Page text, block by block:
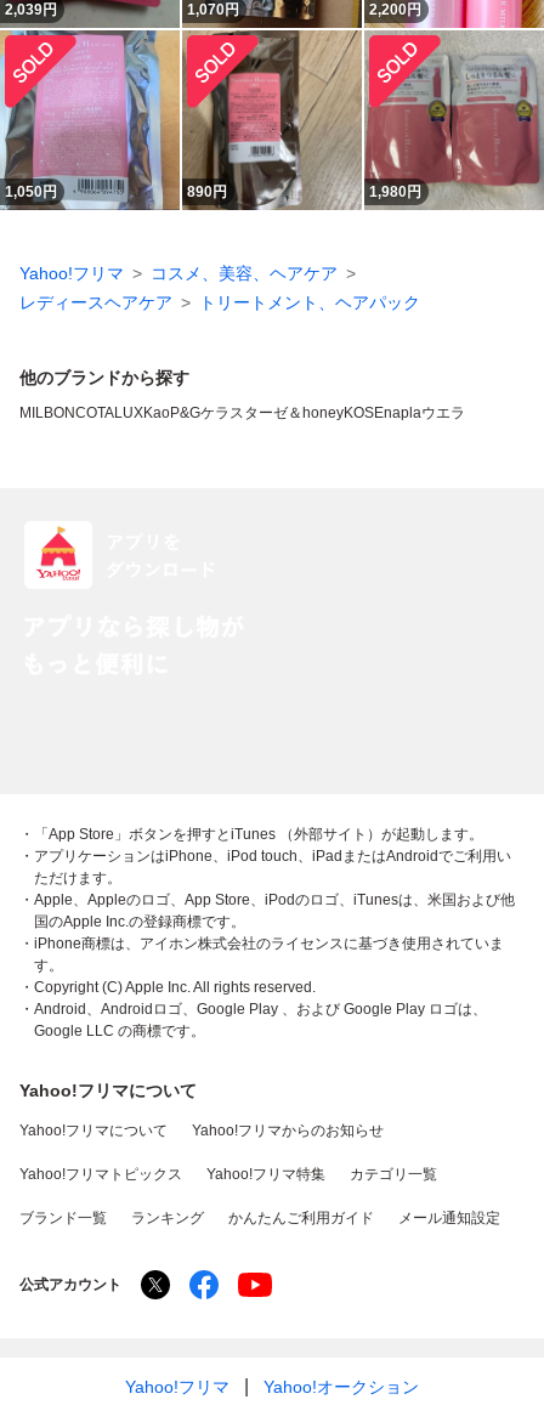
2,039円 1,070円 2,200円
1,050円 890円 1,980円
Yahoo!フリマ
コスメ、美容、ヘアケア
レディースヘアケア
トリートメント、ヘアパック
他のブランドから探す
MILBONCOTALUXKaoP&Gケラスターゼ＆honeyKOSEnaplaウエラ
・「App Store」ボタンを押すとiTunes （外部サイト）が起動します。
・アプリケーションはiPhone、iPod touch、iPadまたはAndroidでご利用い
ただけます。
・Apple、Appleのロゴ、App Store、iPodのロゴ、iTunesは、米国および他
国のApple Inc.の登録商標です。
・iPhone商標は、アイホン株式会社のライセンスに基づき使用されていま
す。
・Copyright (C) Apple Inc. All rights reserved.
・Android、Androidロゴ、Google Play 、および Google Play ロゴは、
Google LLC の商標です。
Yahoo!フリマについて
Yahoo!フリマについて Yahoo!フリマからのお知らせ
Yahoo!フリマトピックス Yahoo!フリマ特集 カテゴリ一覧
ブランド一覧 ランキング かんたんご利用ガイド メール通知設定
公式アカウント
Yahoo!フリマ Yahoo!オークション